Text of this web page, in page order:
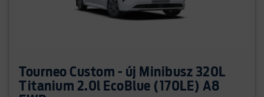
Tourneo Custom - új Minibusz 320L
Titanium 2.0l EcoBlue (170LE) A8